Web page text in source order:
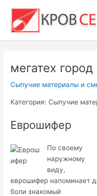
содержимому
мегатех
Сыпучие материалы и
Категория: Сыпучие
Еврошифер
По своему
наружному
виду,
еврошифер напоминает
боли знакомый